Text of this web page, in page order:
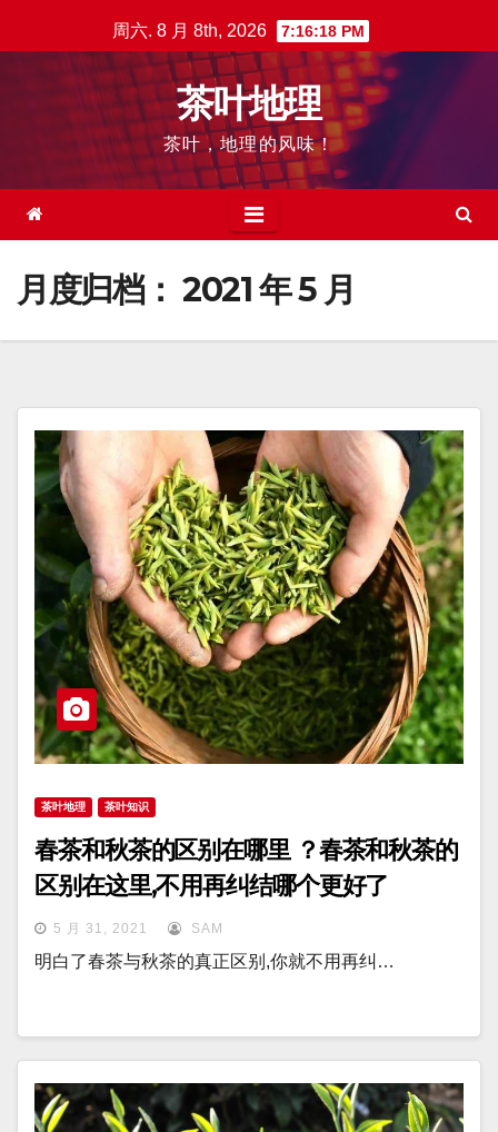
至
周六. 8 月 8th, 2026 7:16:19 PM
茶叶地理
茶叶，地理的风味！
月度归档： 2021 年 5 月
茶叶地理 茶叶知识
春茶和秋茶的区别在哪里 ？春茶和秋茶的
区别在这里,不用再纠结哪个更好了
5 月 31, 2021 SAM
明白了春茶与秋茶的真正区别,你就不用再纠…